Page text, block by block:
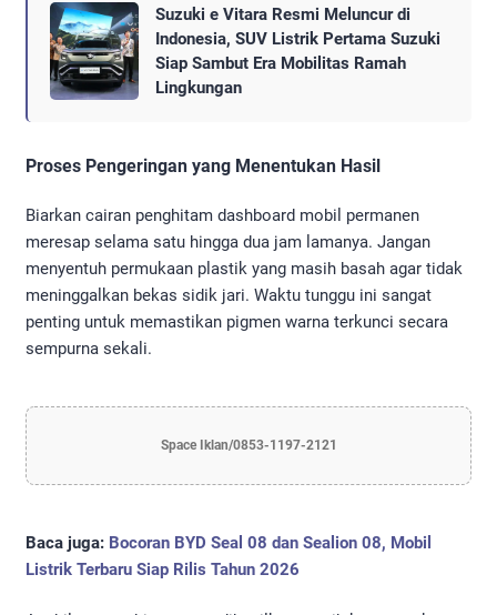
Suzuki e Vitara Resmi Meluncur di
Indonesia, SUV Listrik Pertama Suzuki
Siap Sambut Era Mobilitas Ramah
Lingkungan
Proses Pengeringan yang Menentukan Hasil
Biarkan cairan penghitam dashboard mobil permanen
meresap selama satu hingga dua jam lamanya. Jangan
menyentuh permukaan plastik yang masih basah agar tidak
meninggalkan bekas sidik jari. Waktu tunggu ini sangat
penting untuk memastikan pigmen warna terkunci secara
sempurna sekali.
Space Iklan/0853-1197-2121
Baca juga: Bocoran BYD Seal 08 dan Sealion 08, Mobil
Listrik Terbaru Siap Rilis Tahun 2026